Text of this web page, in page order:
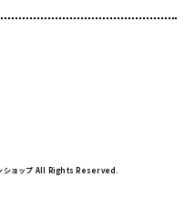
ショップ All Rights Reserved.